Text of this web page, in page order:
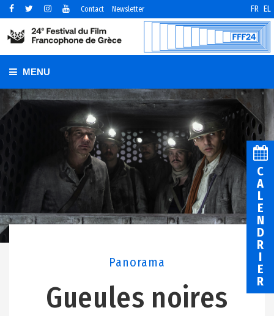
Contact Newsletter FR EL
MENU
Panorama
Gueules noires
C
A
L
E
N
D
R
I
E
R